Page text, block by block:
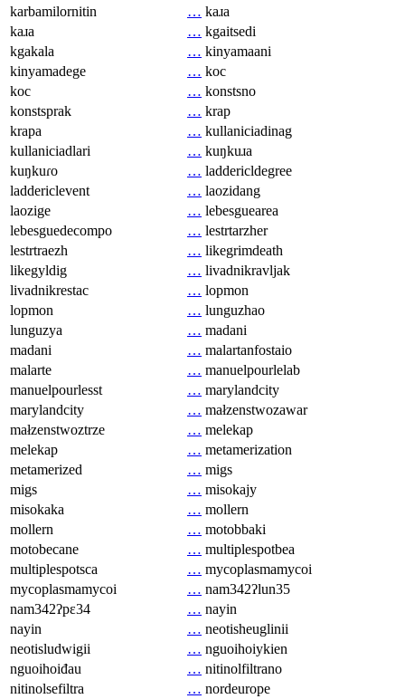
karbamilornitin
… kaɹa
kaɹa
… kgaitsedi
kgakala
… kinyamaani
kinyamadege
… koc
koc
… konstsno
konstsprak
… krap
krapa
… kullaniciadinag
kullaniciadlari
… kuŋkuɹa
kuŋkuɾo
… laddericldegree
laddericlevent
… laozidang
laozige
… lebesguearea
lebesguedecompo
… lestrtarzher
lestrtraezh
… likegrimdeath
likegyldig
… livadnikravljak
livadnikrestac
… lopmon
lopmon
… lunguzhao
lunguzya
… madani
madani
… malartanfostaio
malarte
… manuelpourlelab
manuelpourlesst
… marylandcity
marylandcity
… małzenstwozawar
małzenstwoztrze
… melekap
melekap
… metamerization
metamerized
… migs
migs
… misokajy
misokaka
… mollern
mollern
… motobbaki
motobecane
… multiplespotbea
multiplespotsca
… mycoplasmamycoi
mycoplasmamycoi
… nam342ʔlun35
nam342ʔpɛ34
… nayin
nayin
… neotisheuglinii
neotisludwigii
… nguoihoiykien
nguoihoiđau
… nitinolfiltrano
nitinolsefiltra
… nordeurope